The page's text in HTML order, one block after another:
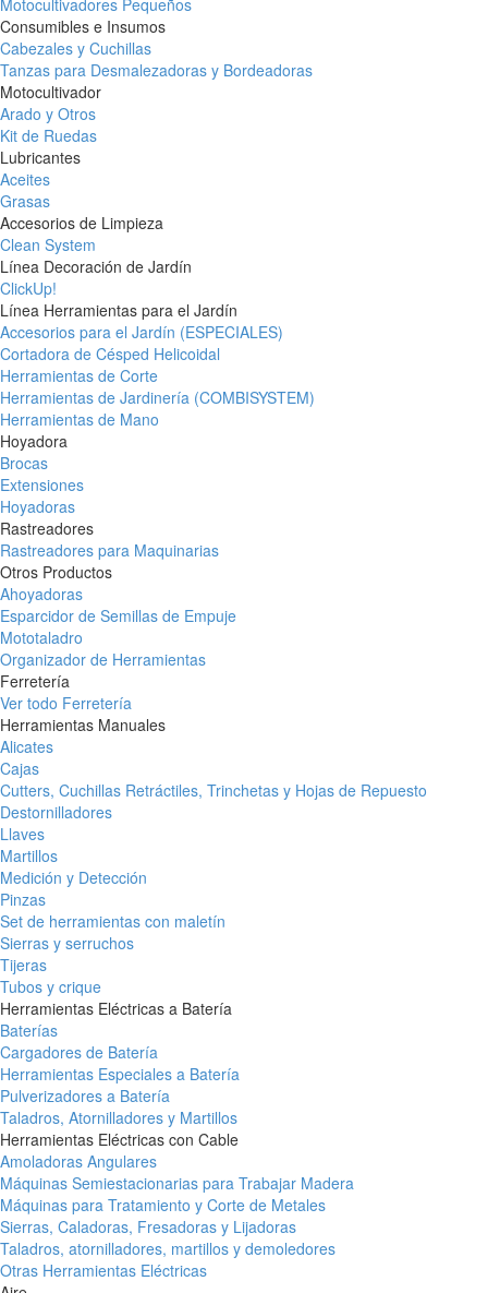
Motocultivadores Pequeños
Consumibles e Insumos
Cabezales y Cuchillas
Tanzas para Desmalezadoras y Bordeadoras
Motocultivador
Arado y Otros
Kit de Ruedas
Lubricantes
Aceites
Grasas
Accesorios de Limpieza
Clean System
Línea Decoración de Jardín
ClickUp!
Línea Herramientas para el Jardín
Accesorios para el Jardín (ESPECIALES)
Cortadora de Césped Helicoidal
Herramientas de Corte
Herramientas de Jardinería (COMBISYSTEM)
Herramientas de Mano
Hoyadora
Brocas
Extensiones
Hoyadoras
Rastreadores
Rastreadores para Maquinarias
Otros Productos
Ahoyadoras
Esparcidor de Semillas de Empuje
Mototaladro
Organizador de Herramientas
Ferretería
Ver todo Ferretería
Herramientas Manuales
Alicates
Cajas
Cutters, Cuchillas Retráctiles, Trinchetas y Hojas de Repuesto
Destornilladores
Llaves
Martillos
Medición y Detección
Pinzas
Set de herramientas con maletín
Sierras y serruchos
Tijeras
Tubos y crique
Herramientas Eléctricas a Batería
Baterías
Cargadores de Batería
Herramientas Especiales a Batería
Pulverizadores a Batería
Taladros, Atornilladores y Martillos
Herramientas Eléctricas con Cable
Amoladoras Angulares
Máquinas Semiestacionarias para Trabajar Madera
Máquinas para Tratamiento y Corte de Metales
Sierras, Caladoras, Fresadoras y Lijadoras
Taladros, atornilladores, martillos y demoledores
Otras Herramientas Eléctricas